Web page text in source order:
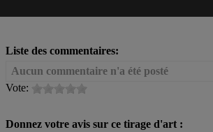
Liste des commentaires:
Aucun commentaire n'a été posté
Vote:
Donnez votre avis sur ce tirage d'art :